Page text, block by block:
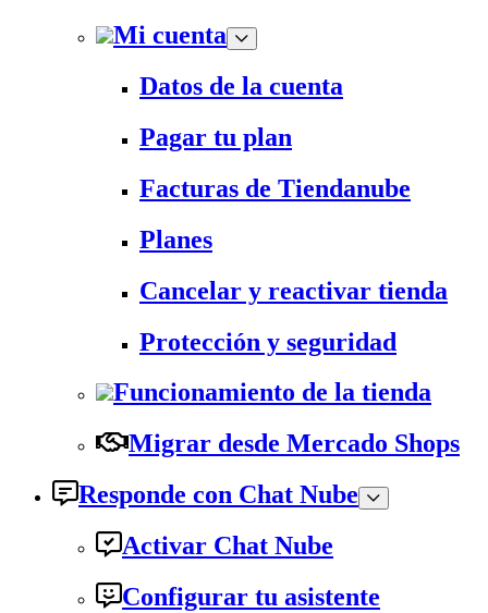
Mi cuenta
Datos de la cuenta
Pagar tu plan
Facturas de Tiendanube
Planes
Cancelar y reactivar tienda
Protección y seguridad
Funcionamiento de la tienda
Migrar desde Mercado Shops
Responde con Chat Nube
Activar Chat Nube
Configurar tu asistente